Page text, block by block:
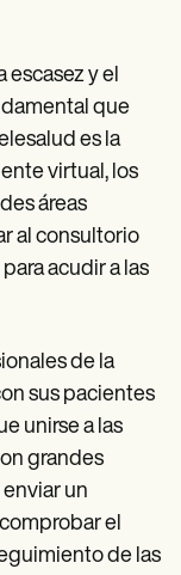
y el
que
es la
virtual, los
áreas
al consultorio
acudir a las
de la
sus pacientes
unirse a las
grandes
un
el
de las